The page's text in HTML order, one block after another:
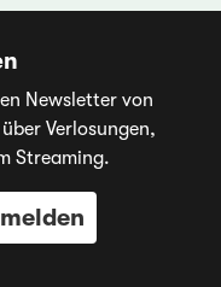
Newsletter von
Verlosungen,
Streaming.